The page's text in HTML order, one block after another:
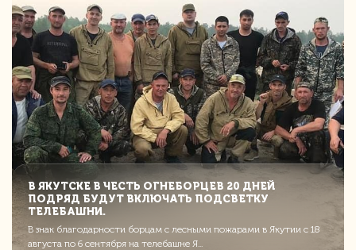
В ЯКУТСКЕ В ЧЕСТЬ ОГНЕБОРЦЕВ 20 ДНЕЙ
ПОДРЯД БУДУТ ВКЛЮЧАТЬ ПОДСВЕТКУ
ТЕЛЕБАШНИ.
В знак благодарности борцам с лесными пожарами в Якутии с 18
августа по 6 сентября на телебашне Я...